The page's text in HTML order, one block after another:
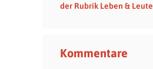
der Rubrik Leben & Leute
Kommentare